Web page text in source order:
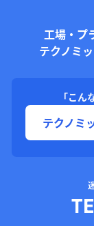
工場・プ
テクノミ
「こ
テクノミ